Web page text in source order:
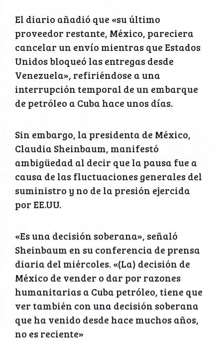
El diario añadió que «su último
proveedor restante, México, pareciera
cancelar un envío mientras que Estados
Unidos bloqueó las entregas desde
Venezuela», refiriéndose a una
interrupción temporal de un embarque
de petróleo a Cuba hace unos días.
Sin embargo, la presidenta de México,
Claudia Sheinbaum, manifestó
ambigüedad al decir que la pausa fue a
causa de las fluctuaciones generales del
suministro y no de la presión ejercida
por EE.UU.
«Es una decisión soberana», señaló
Sheinbaum en su conferencia de prensa
diaria del miércoles. «(La) decisión de
México de vender o dar por razones
humanitarias a Cuba petróleo, tiene que
ver también con una decisión soberana
que ha venido desde hace muchos años,
no es reciente»